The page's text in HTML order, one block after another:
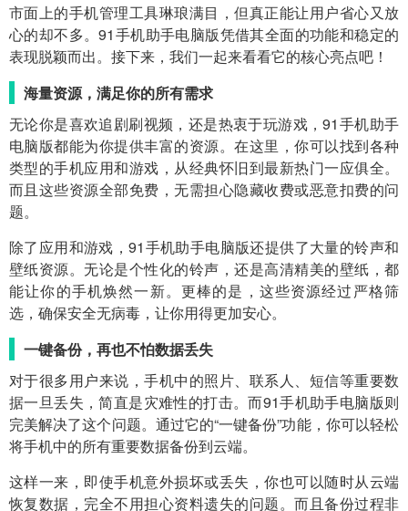
市面上的手机管理工具琳琅满目，但真正能让用户省心又放
心的却不多。91手机助手电脑版凭借其全面的功能和稳定的
表现脱颖而出。接下来，我们一起来看看它的核心亮点吧！
海量资源，满足你的所有需求
无论你是喜欢追剧刷视频，还是热衷于玩游戏，91手机助手
电脑版都能为你提供丰富的资源。在这里，你可以找到各种
类型的手机应用和游戏，从经典怀旧到最新热门一应俱全。
而且这些资源全部免费，无需担心隐藏收费或恶意扣费的问
题。
除了应用和游戏，91手机助手电脑版还提供了大量的铃声和
壁纸资源。无论是个性化的铃声，还是高清精美的壁纸，都
能让你的手机焕然一新。更棒的是，这些资源经过严格筛
选，确保安全无病毒，让你用得更加安心。
一键备份，再也不怕数据丢失
对于很多用户来说，手机中的照片、联系人、短信等重要数
据一旦丢失，简直是灾难性的打击。而91手机助手电脑版则
完美解决了这个问题。通过它的“一键备份”功能，你可以轻松
将手机中的所有重要数据备份到云端。
这样一来，即使手机意外损坏或丢失，你也可以随时从云端
恢复数据，完全不用担心资料遗失的问题。而且备份过程非